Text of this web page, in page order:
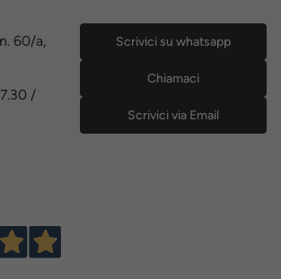
60/a,
/
Scrivici su whatsapp
Chiamaci
Scrivici via Email